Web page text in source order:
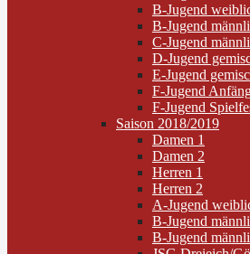
B-Jugend
B-Jugend
C-Jugend
D-Jugend
E-Jugend
F-Jugend
F-Jugend
Saison 2018/2019
Damen 1
Damen 2
Herren 1
Herren 2
A-Jugend
B-Jugend
B-Jugend